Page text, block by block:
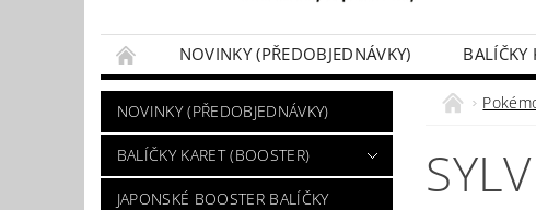
NOVINKY (PŘEDOBJEDNÁVKY) BALÍČKY
POKÉMON BOX SETY
TINKY/DÁRKOVÉ
VÝKUP POKÉMON KARET
DÁRKOVÝ POUKAZ
NOVINKY (PŘEDOBJEDNÁVKY)
BALÍČKY KARET (BOOSTER)
JAPONSKÉ BOOSTER BALÍČKY